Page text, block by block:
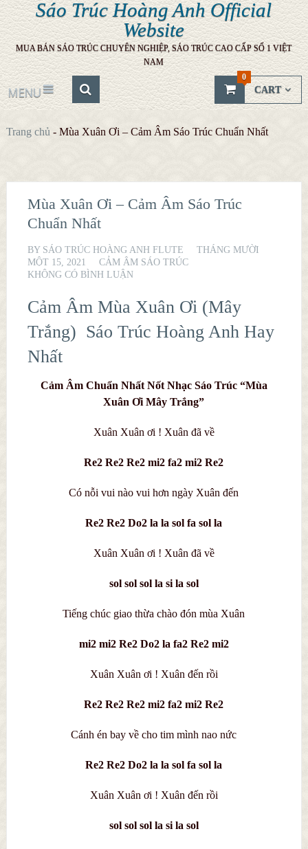
Sáo Trúc Hoàng Anh Official
Website
MUA BÁN SÁO TRÚC CHUYÊN NGHIỆP, SÁO TRÚC CAO CẤP SỐ 1 VIỆT
NAM
MENU CART
0
Trang chủ - Mùa Xuân Ơi – Cảm Âm Sáo Trúc Chuẩn Nhất
Mùa Xuân Ơi – Cảm Âm Sáo Trúc
Chuẩn Nhất
BY SÁO TRÚC HOÀNG ANH FLUTE
THÁNG MƯỜI
MỘT 15, 2021
CẢM ÂM SÁO TRÚC
KHÔNG CÓ BÌNH LUẬN
Cảm Âm Mùa Xuân Ơi (Mây
Trắng) Sáo Trúc Hoàng Anh Hay
Nhất
Cảm Âm Chuẩn Nhất Nốt Nhạc Sáo Trúc “Mùa
Xuân Ơi Mây Trắng”
Xuân Xuân ơi ! Xuân đã về
Re2 Re2 Re2 mi2 fa2 mi2 Re2
Có nỗi vui nào vui hơn ngày Xuân đến
Re2 Re2 Do2 la la sol fa sol la
Xuân Xuân ơi ! Xuân đã về
sol sol sol la si la sol
Tiếng chúc giao thừa chào đón mùa Xuân
mi2 mi2 Re2 Do2 la fa2 Re2 mi2
Xuân Xuân ơi ! Xuân đến rồi
Re2 Re2 Re2 mi2 fa2 mi2 Re2
Cánh én bay về cho tim mình nao nức
Re2 Re2 Do2 la la sol fa sol la
Xuân Xuân ơi ! Xuân đến rồi
sol sol sol la si la sol